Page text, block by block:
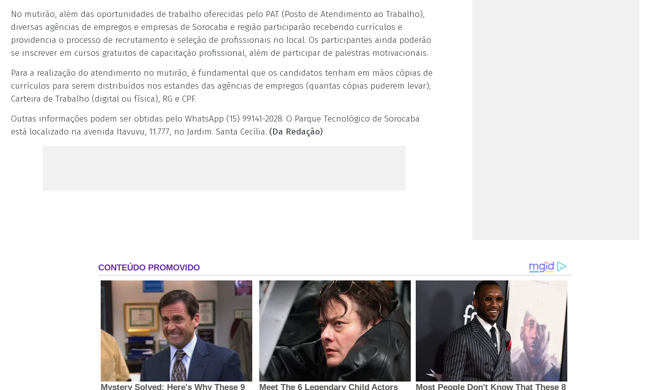
No mutirão, além das oportunidades de trabalho oferecidas pelo PAT (Posto de Atendimento ao Trabalho),
diversas agências de empregos e empresas de Sorocaba e região participarão recebendo currículos e
providencia o processo de recrutamento e seleção de profissionais no local. Os participantes ainda poderão
se inscrever em cursos gratuitos de capacitação profissional, além de participar de palestras motivacionais.
Para a realização do atendimento no mutirão, é fundamental que os candidatos tenham em mãos cópias de
currículos para serem distribuídos nos estandes das agências de empregos (quantas cópias puderem levar);
Carteira de Trabalho (digital ou física), RG e CPF.
Outras informações podem ser obtidas pelo WhatsApp (15) 99141-2028. O Parque Tecnológico de Sorocaba
está localizado na avenida Itavuvu, 11.777, no Jardim. Santa Cecília. (Da Redação)